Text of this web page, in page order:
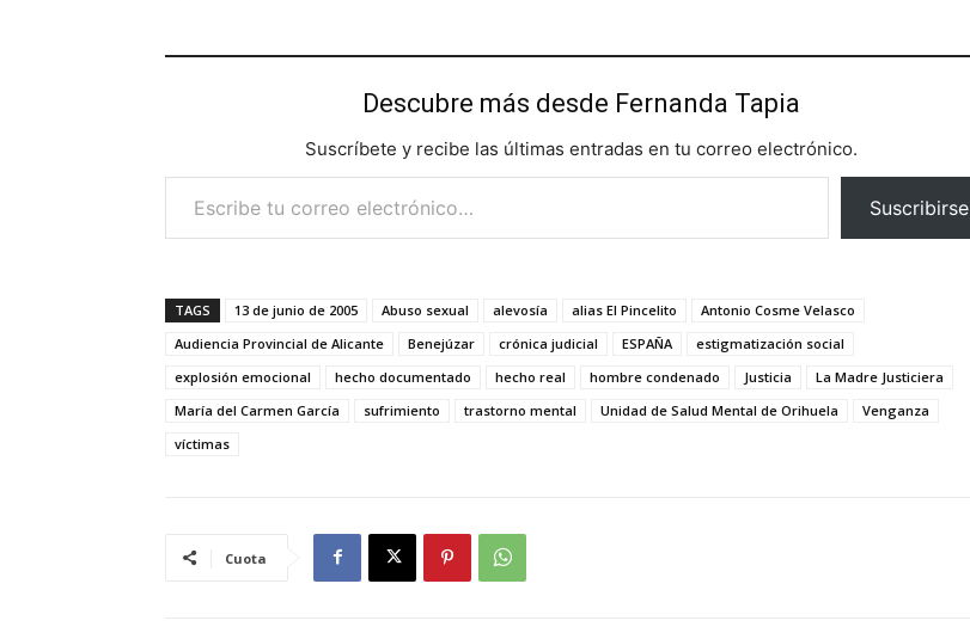
Descubre más desde Fernanda Tapia
Suscríbete y recibe las últimas entradas en tu correo electrónico.
Escribe tu correo electrónico…
Suscribirse
TAGS 13 de junio de 2005 Abuso sexual alevosía alias El Pincelito
Antonio Cosme Velasco
Audiencia Provincial de Alicante
Benejúzar crónica judicial ESPAÑA
estigmatización social
explosión emocional
hecho documentado hecho real hombre condenado Justicia
La Madre Justiciera
María del Carmen García
sufrimiento trastorno mental Unidad de Salud Mental de Orihuela
Venganza
víctimas
Cuota